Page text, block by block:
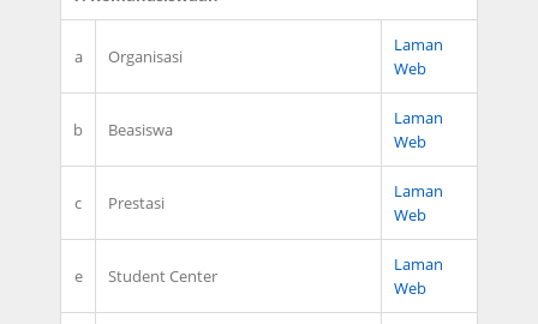
a Organisasi
Laman
Web
b Beasiswa
Laman
Web
c Prestasi
Laman
Web
e Student Center
Laman
Web